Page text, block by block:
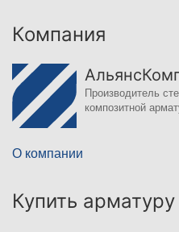
Компания
Производитель
композитной
О компании
Купить арматуру